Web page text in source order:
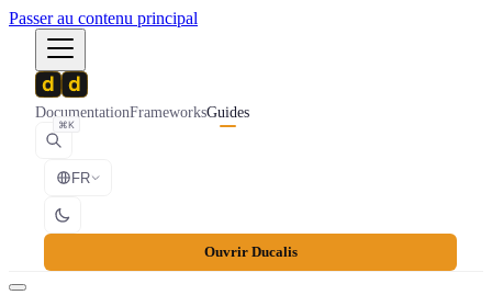
Passer au contenu principal
DocumentationFrameworksGuides
⌘K
FR
Ouvrir Ducalis